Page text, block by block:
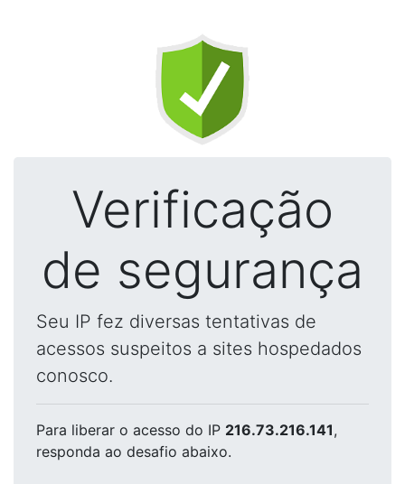
Verificação
de segurança
Seu IP fez diversas tentativas de
acessos suspeitos a sites hospedados
conosco.
Para liberar o acesso do IP 216.73.216.141,
responda ao desafio abaixo.